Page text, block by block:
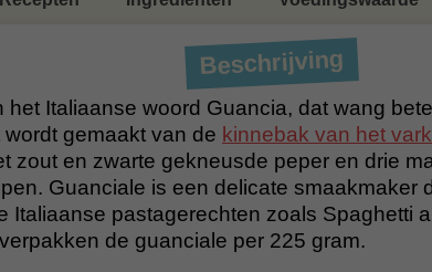
Beschrijving
het Italiaanse woord Guancia, dat wang
gemaakt van de kinnebak van het
zout en zwarte gekneusde peper en drie
Guanciale is een delicate smaakmaker
Italiaanse pastagerechten zoals Spaghetti
de guanciale per 225 gram.